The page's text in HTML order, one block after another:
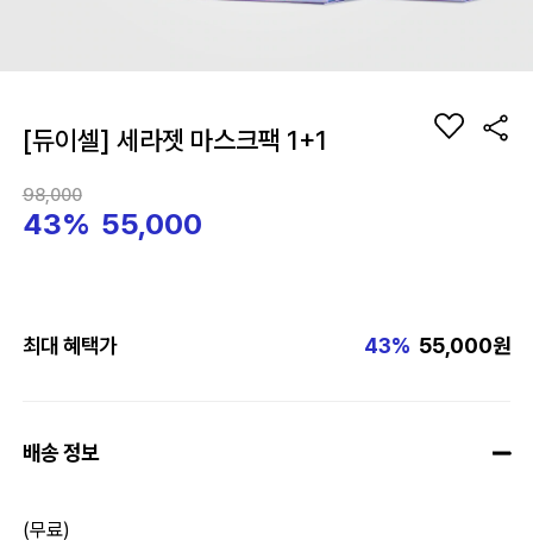
[듀이셀] 세라젯 마스크팩 1+1
98,000
43% 55,000
최대 혜택가 43% 55,000원
배송 정보
(무료)